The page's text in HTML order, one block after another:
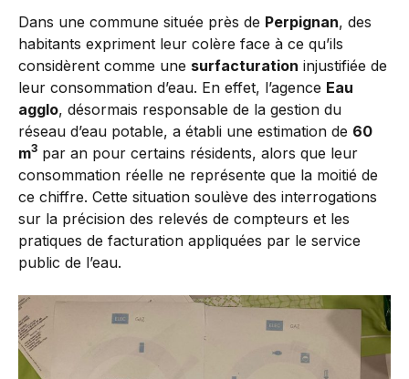
Dans une commune située près de Perpignan, des
habitants expriment leur colère face à ce qu’ils
considèrent comme une surfacturation injustifiée de
leur consommation d’eau. En effet, l’agence Eau
agglo, désormais responsable de la gestion du
réseau d’eau potable, a établi une estimation de 60
m3 par an pour certains résidents, alors que leur
consommation réelle ne représente que la moitié de
ce chiffre. Cette situation soulève des interrogations
sur la précision des relevés de compteurs et les
pratiques de facturation appliquées par le service
public de l’eau.